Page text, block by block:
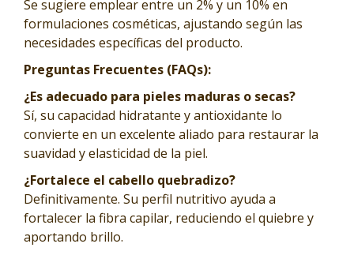
Se sugiere emplear entre un 2% y un 10% en
formulaciones cosméticas, ajustando según las
necesidades específicas del producto.
Preguntas Frecuentes (FAQs):
¿Es adecuado para pieles maduras o secas?
Sí, su capacidad hidratante y antioxidante lo
convierte en un excelente aliado para restaurar la
suavidad y elasticidad de la piel.
¿Fortalece el cabello quebradizo?
Definitivamente. Su perfil nutritivo ayuda a
fortalecer la fibra capilar, reduciendo el quiebre y
aportando brillo.